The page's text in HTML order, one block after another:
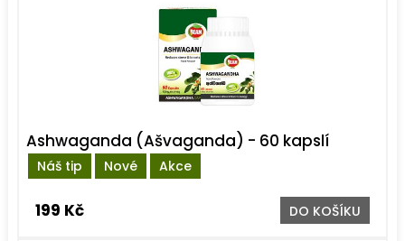
Náš tip Nové Akce
Ashwaganda (Ašvaganda) - 60 kapslí
199 Kč DO KOŠÍKU